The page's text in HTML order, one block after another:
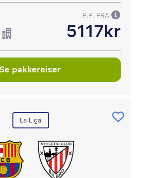
P.P. FRA
5117kr
Se pakkereiser
La Liga